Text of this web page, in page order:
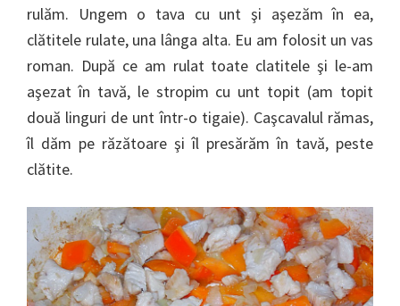
rulăm. Ungem o tava cu unt şi aşezăm în ea,
clătitele rulate, una lânga alta. Eu am folosit un vas
roman. După ce am rulat toate clatitele şi le-am
aşezat în tavă, le stropim cu unt topit (am topit
două linguri de unt într-o tigaie). Caşcavalul rămas,
îl dăm pe răzătoare şi îl presărăm în tavă, peste
clătite.